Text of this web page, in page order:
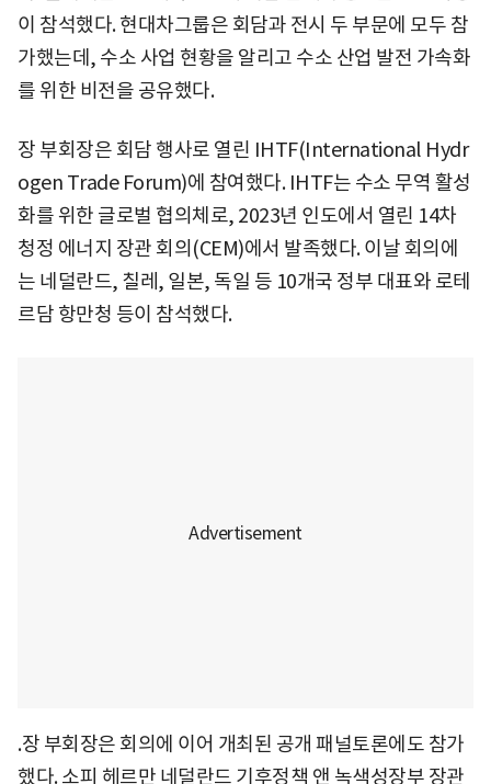
이 참석했다. 현대차그룹은 회담과 전시 두 부문에 모두 참
가했는데, 수소 사업 현황을 알리고 수소 산업 발전 가속화
를 위한 비전을 공유했다.
장 부회장은 회담 행사로 열린 IHTF(International Hydr
ogen Trade Forum)에 참여했다. IHTF는 수소 무역 활성
화를 위한 글로벌 협의체로, 2023년 인도에서 열린 14차
청정 에너지 장관 회의(CEM)에서 발족했다. 이날 회의에
는 네덜란드, 칠레, 일본, 독일 등 10개국 정부 대표와 로테
르담 항만청 등이 참석했다.
.장 부회장은 회의에 이어 개최된 공개 패널토론에도 참가
했다. 소피 헤르만 네덜란드 기후정책 앤 녹색성장부 장관